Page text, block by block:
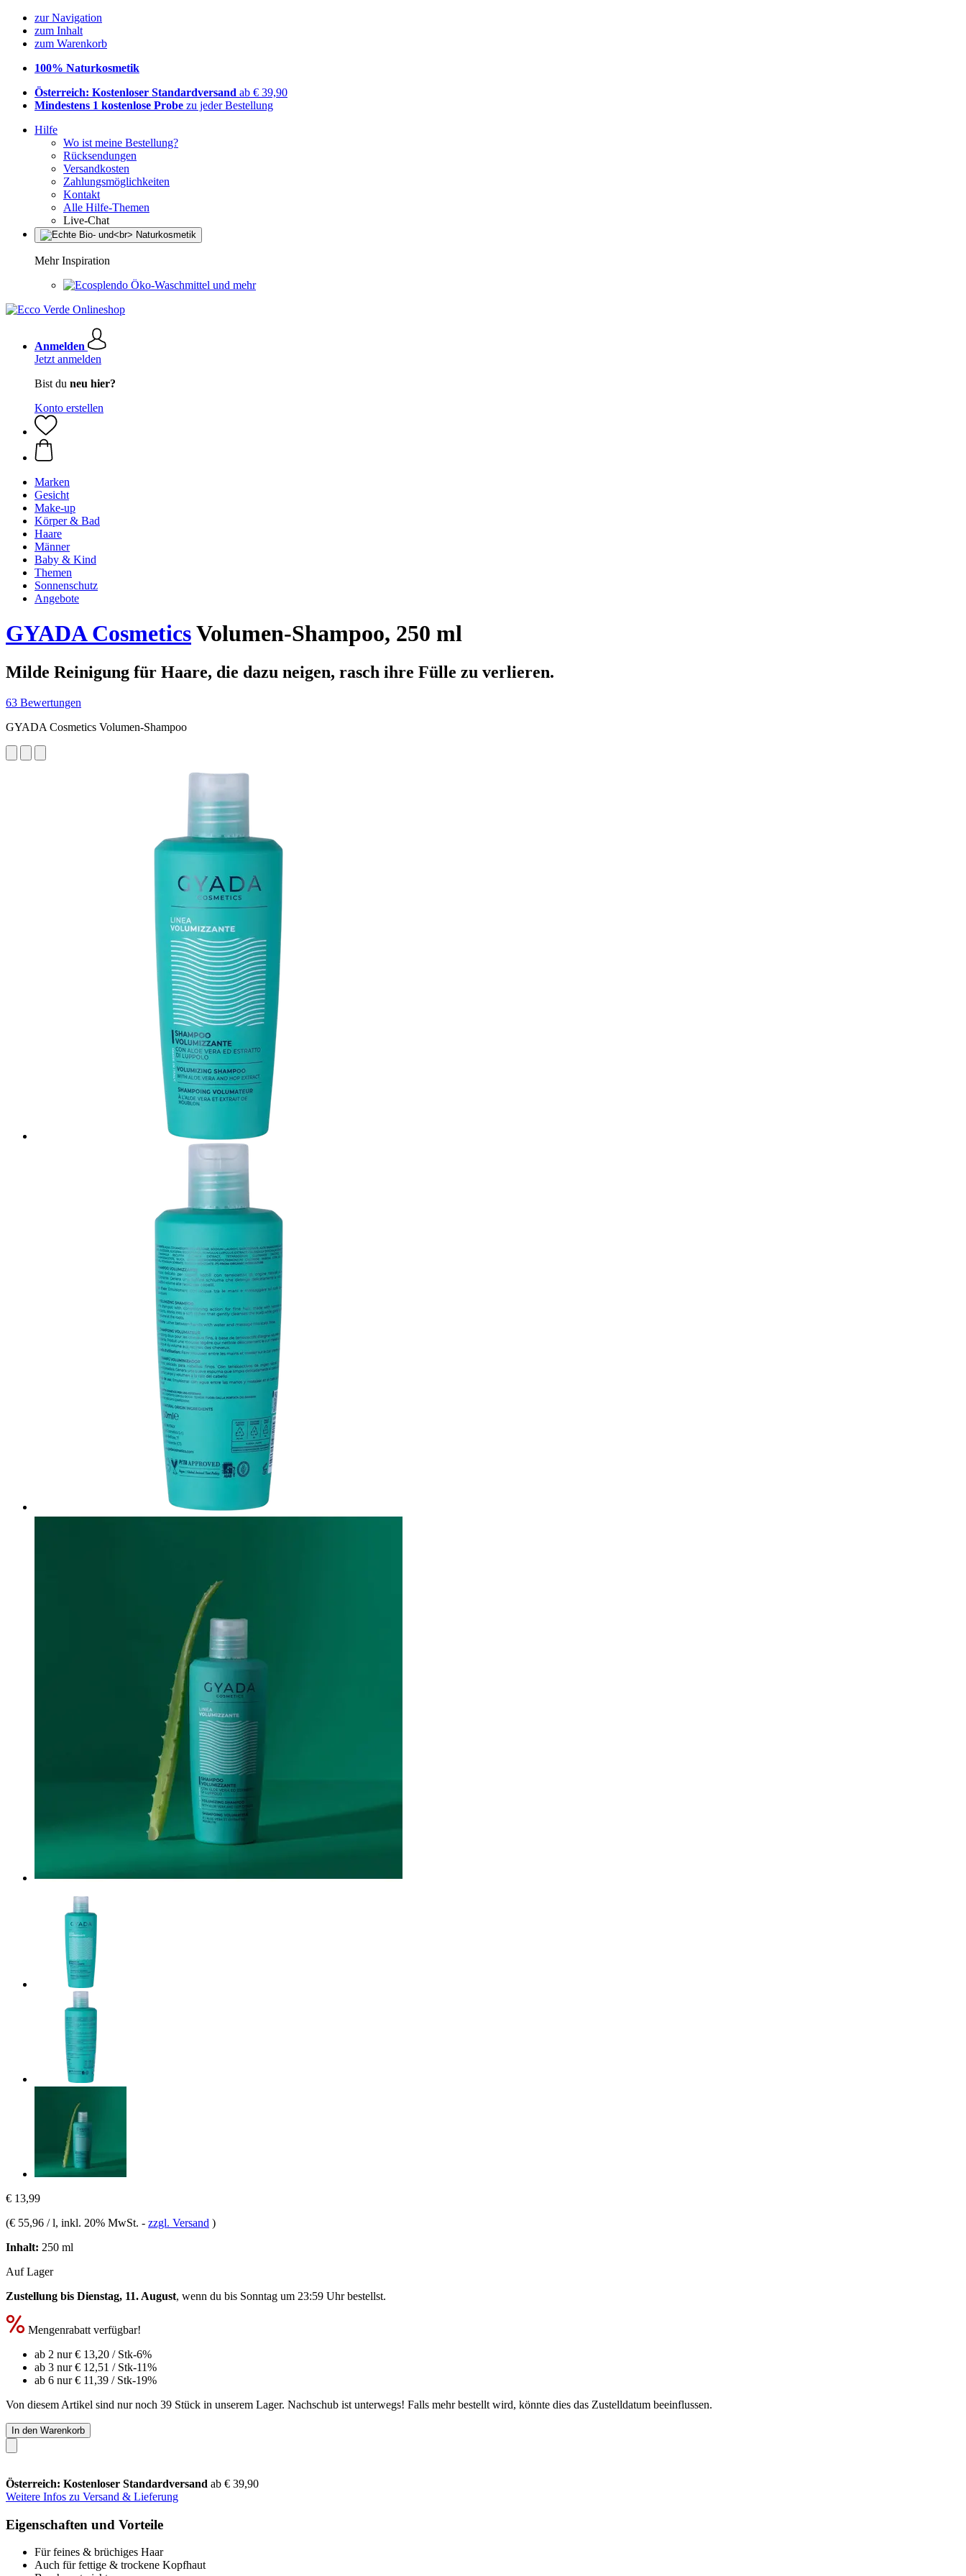
zur Navigation
zum Inhalt
zum Warenkorb
100% Naturkosmetik
Österreich: Kostenloser Standardversand ab € 39,90
Mindestens 1 kostenlose Probe zu jeder Bestellung
Hilfe
Wo ist meine Bestellung?
Rücksendungen
Versandkosten
Zahlungsmöglichkeiten
Kontakt
Alle Hilfe-Themen
Live-Chat
Mehr Inspiration
Öko-Waschmittel und mehr
Anmelden
Jetzt anmelden
Bist du neu hier?
Konto erstellen
Marken
Gesicht
Make-up
Körper & Bad
Haare
Männer
Baby & Kind
Themen
Sonnenschutz
Angebote
GYADA CosmeticsVolumen-Shampoo, 250 ml
Milde Reinigung für Haare, die dazu neigen, rasch ihre Fülle zu verlieren.
63 Bewertungen
GYADA Cosmetics Volumen-Shampoo
€ 13,99
(€ 55,96 / l, inkl. 20% MwSt. - zzgl. Versand )
Inhalt: 250 ml
Auf Lager
Zustellung bis Dienstag, 11. August, wenn du bis Sonntag um 23:59 Uhrbestellst.
Mengenrabatt verfügbar!
ab 2 nur€ 13,20 / Stk-6%
ab 3 nur€ 12,51 / Stk-11%
ab 6 nur€ 11,39 / Stk-19%
Von diesem Artikel sind nur noch 39 Stück in unserem Lager. Nachschub ist unterwegs! Falls mehr bestellt wird, könnte dies das Zustelldatum beeinflussen.
In den Warenkorb
Österreich: Kostenloser Standardversand ab € 39,90
Weitere Infos zu Versand & Lieferung
Eigenschaften und Vorteile
Für feines & brüchiges Haar
Auch für fettige & trockene Kopfhaut